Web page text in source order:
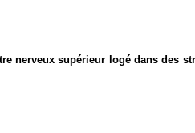
nerveux supérieur logé dans des